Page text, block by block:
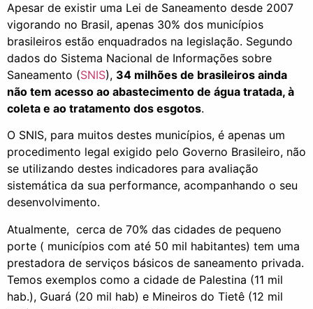
Apesar de existir uma Lei de Saneamento desde 2007
vigorando no Brasil, apenas 30% dos municípios
brasileiros estão enquadrados na legislação. Segundo
dados do Sistema Nacional de Informações sobre
Saneamento (SNIS), 34 milhões de brasileiros ainda
não tem acesso ao abastecimento de água tratada, à
coleta e ao tratamento dos esgotos.
O SNIS, para muitos destes municípios, é apenas um
procedimento legal exigido pelo Governo Brasileiro, não
se utilizando destes indicadores para avaliação
sistemática da sua performance, acompanhando o seu
desenvolvimento.
Atualmente, cerca de 70% das cidades de pequeno
porte ( municípios com até 50 mil habitantes) tem uma
prestadora de serviços básicos de saneamento privada.
Temos exemplos como a cidade de Palestina (11 mil
hab.), Guará (20 mil hab) e Mineiros do Tietê (12 mil